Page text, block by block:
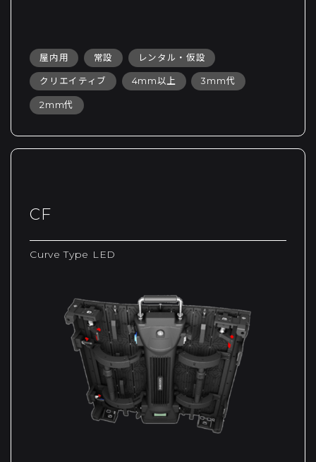
屋内用 常設 レンタル・仮設
クリエイティブ 4mm以上 3mm代
2mm代
CF
Curve Type LED